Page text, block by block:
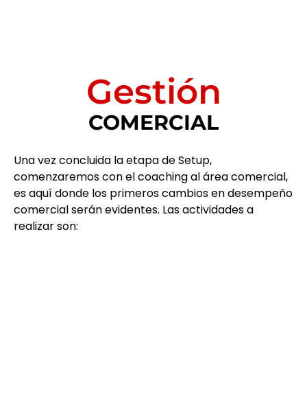
Gestión
COMERCIAL
Una vez concluida la etapa de Setup,
comenzaremos con el coaching al área comercial,
es aquí donde los primeros cambios en desempeño
comercial serán evidentes. Las actividades a
realizar son: